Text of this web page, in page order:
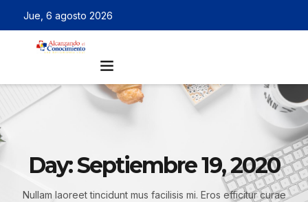
Jue, 6 agosto 2026
Day: Septiembre 19, 2020
Nullam laoreet tincidunt mus facilisis mi. Eros efficitur curae